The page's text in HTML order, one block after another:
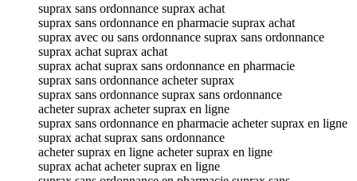
suprax sans ordonnance suprax achat
suprax sans ordonnance en pharmacie suprax achat
suprax avec ou sans ordonnance suprax sans ordonnance
suprax achat suprax achat
suprax achat suprax sans ordonnance en pharmacie
suprax sans ordonnance acheter suprax
suprax sans ordonnance suprax sans ordonnance
acheter suprax acheter suprax en ligne
suprax sans ordonnance en pharmacie acheter suprax en ligne
suprax achat suprax sans ordonnance
acheter suprax en ligne acheter suprax en ligne
suprax achat acheter suprax en ligne